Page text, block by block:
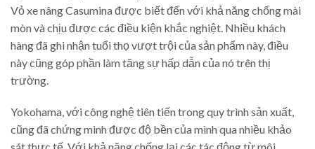
Vỏ xe nâng Casumina được biết đến với khả năng chống mài
mòn và chịu được các điều kiện khắc nghiệt. Nhiều khách
hàng đã ghi nhận tuổi thọ vượt trội của sản phẩm này, điều
này cũng góp phần làm tăng sự hấp dẫn của nó trên thị
trường.
Yokohama, với công nghệ tiên tiến trong quy trình sản xuất,
cũng đã chứng minh được độ bền của mình qua nhiều khảo